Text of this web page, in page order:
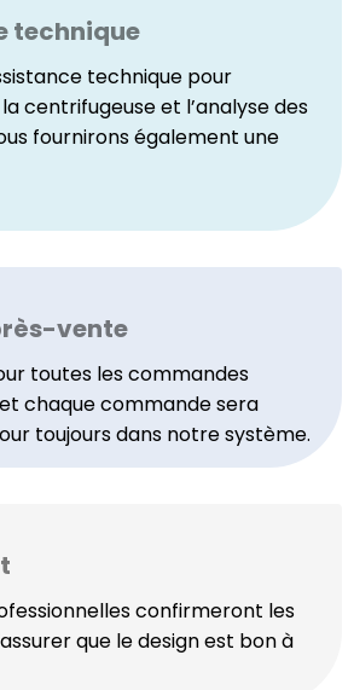
technique
technique pour
centrifugeuse et l’analyse des
fournirons également une
vente
toutes les commandes
chaque commande sera
toujours dans notre système.
confirmeront les
que le design est bon à